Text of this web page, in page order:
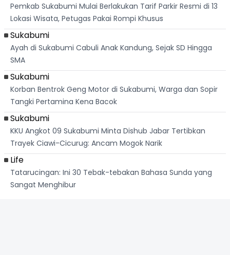
Pemkab Sukabumi Mulai Berlakukan Tarif Parkir Resmi di 13
Lokasi Wisata, Petugas Pakai Rompi Khusus
Sukabumi
Ayah di Sukabumi Cabuli Anak Kandung, Sejak SD Hingga
SMA
Sukabumi
Korban Bentrok Geng Motor di Sukabumi, Warga dan Sopir
Tangki Pertamina Kena Bacok
Sukabumi
KKU Angkot 09 Sukabumi Minta Dishub Jabar Tertibkan
Trayek Ciawi-Cicurug: Ancam Mogok Narik
Life
Tatarucingan: Ini 30 Tebak-tebakan Bahasa Sunda yang
Sangat Menghibur